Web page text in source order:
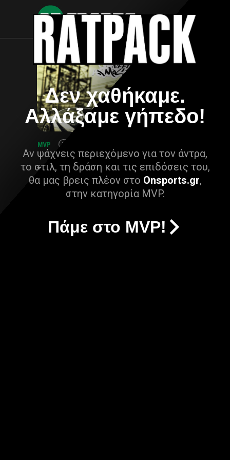
Δεν χαθήκαμε.
Αλλάξαμε γήπεδο!
Αν ψάχνεις περιεχόμενο για τον άντρα,
το στιλ, τη δράση και τις επιδόσεις του,
θα μας βρεις πλέον στο Onsports.gr,
στην κατηγορία MVP.
Πάμε στο MVP!